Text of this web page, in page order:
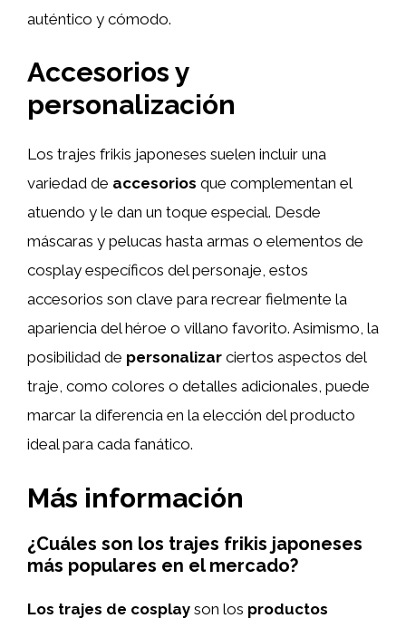
auténtico y cómodo.
Accesorios y
personalización
Los trajes frikis japoneses suelen incluir una
variedad de accesorios que complementan el
atuendo y le dan un toque especial. Desde
máscaras y pelucas hasta armas o elementos de
cosplay específicos del personaje, estos
accesorios son clave para recrear fielmente la
apariencia del héroe o villano favorito. Asimismo, la
posibilidad de personalizar ciertos aspectos del
traje, como colores o detalles adicionales, puede
marcar la diferencia en la elección del producto
ideal para cada fanático.
Más información
¿Cuáles son los trajes frikis japoneses
más populares en el mercado?
Los trajes de cosplay son los productos